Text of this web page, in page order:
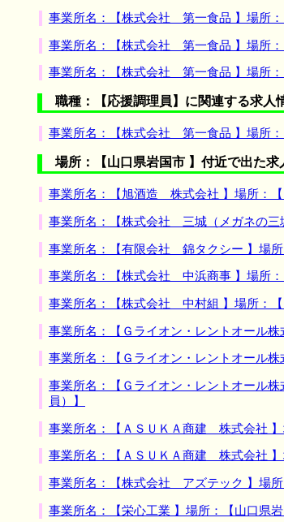
事業所名：【株式会社 第一食品 】場所：
事業所名：【株式会社 第一食品 】場所：
事業所名：【株式会社 第一食品 】場所：
職種：【応援調理員】に関連する求人
事業所名：【株式会社 第一食品 】場所：
場所：【山口県岩国市 】付近で出た求
事業所名：【旭酒造 株式会社 】場所：
事業所名：【株式会社 三城（メガネの三
事業所名：【有限会社 錦タクシー 】場所
事業所名：【株式会社 中浜商事 】場所：
事業所名：【株式会社 中村組 】場所：【
事業所名：【Ｇライオン・レントオール
事業所名：【Ｇライオン・レントオール
事業所名：【Ｇライオン・レントオール
員）】
事業所名：【ＡＳＵＫＡ商建 株式会社 】
事業所名：【ＡＳＵＫＡ商建 株式会社
事業所名：【株式会社 アズテック 】場所
事業所名：【栄心工業 】場所：【山口県